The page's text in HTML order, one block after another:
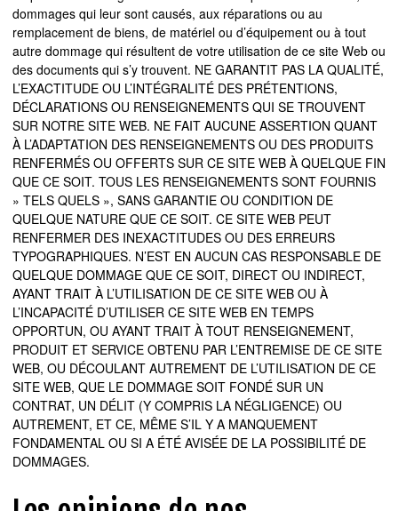
dommages qui leur sont causés, aux réparations ou au
remplacement de biens, de matériel ou d’équipement ou à tout
autre dommage qui résultent de votre utilisation de ce site Web ou
des documents qui s’y trouvent. NE GARANTIT PAS LA QUALITÉ,
L’EXACTITUDE OU L’INTÉGRALITÉ DES PRÉTENTIONS,
DÉCLARATIONS OU RENSEIGNEMENTS QUI SE TROUVENT
SUR NOTRE SITE WEB. NE FAIT AUCUNE ASSERTION QUANT
À L’ADAPTATION DES RENSEIGNEMENTS OU DES PRODUITS
RENFERMÉS OU OFFERTS SUR CE SITE WEB À QUELQUE FIN
QUE CE SOIT. TOUS LES RENSEIGNEMENTS SONT FOURNIS
» TELS QUELS », SANS GARANTIE OU CONDITION DE
QUELQUE NATURE QUE CE SOIT. CE SITE WEB PEUT
RENFERMER DES INEXACTITUDES OU DES ERREURS
TYPOGRAPHIQUES. N’EST EN AUCUN CAS RESPONSABLE DE
QUELQUE DOMMAGE QUE CE SOIT, DIRECT OU INDIRECT,
AYANT TRAIT À L’UTILISATION DE CE SITE WEB OU À
L’INCAPACITÉ D’UTILISER CE SITE WEB EN TEMPS
OPPORTUN, OU AYANT TRAIT À TOUT RENSEIGNEMENT,
PRODUIT ET SERVICE OBTENU PAR L’ENTREMISE DE CE SITE
WEB, OU DÉCOULANT AUTREMENT DE L’UTILISATION DE CE
SITE WEB, QUE LE DOMMAGE SOIT FONDÉ SUR UN
CONTRAT, UN DÉLIT (Y COMPRIS LA NÉGLIGENCE) OU
AUTREMENT, ET CE, MÊME S’IL Y A MANQUEMENT
FONDAMENTAL OU SI A ÉTÉ AVISÉE DE LA POSSIBILITÉ DE
DOMMAGES.